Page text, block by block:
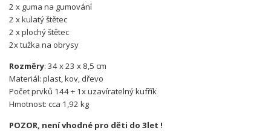
2 x guma na gumování
2 x kulatý štětec
2 x plochý štětec
2x tužka na obrysy
Rozměry: 34 x 23 x 8,5 cm
Materiál: plast, kov, dřevo
Počet prvků 144 + 1x uzavíratelný kufřík
Hmotnost: cca 1,92 kg
POZOR, není vhodné pro děti do 3let !